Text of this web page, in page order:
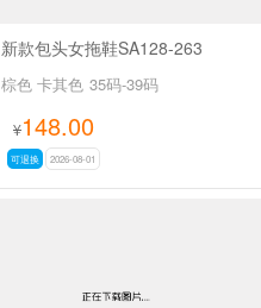
新款包头女拖鞋SA128-263
棕色 卡其色 35码-39码
¥148.00
可退换 2026-08-01